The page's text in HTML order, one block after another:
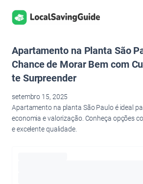
Pular
para
Apartamento na Planta São
Chance de Morar Bem com
te Surpreender
setembro 15, 2025
Apartamento na planta São Paulo é ideal
economia e valorização. Conheça opções
e excelente qualidade.